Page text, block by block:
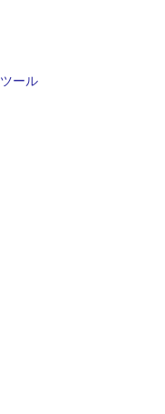
ール